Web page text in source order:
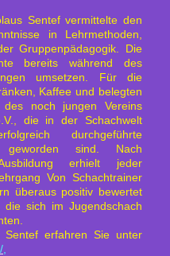
Sentef vermittelte den
in Lehrmethoden,
Gruppenpädagogik. Die
bereits während des
umsetzen. Für die
Kaffee und belegten
noch jungen Vereins
die in der Schachwelt
durchgeführte
geworden sind. Nach
erhielt jeder
Von Schachtrainer
überaus positiv bewertet
sich im Jugendschach
erfahren Sie unter